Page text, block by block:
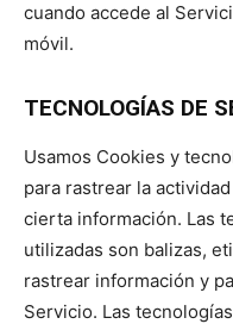
cuando accede al
móvil.
TECNOLOGÍAS DE
Usamos Cookies y
para rastrear la
cierta información. Las
utilizadas son balizas,
rastrear información y
Servicio. Las